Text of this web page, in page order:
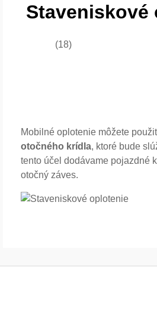
Staveniskové
(18)
Mobilné oplotenie môžete
otočného krídla, ktoré bude
tento účel dodávame pojazdné
otočný záves.